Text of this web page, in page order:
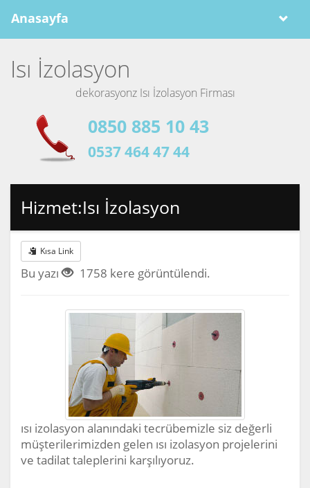
Anasayfa
Isı İzolasyon
dekorasyonz Isı İzolasyon Firması
0850 885 10 43
0537 464 47 44
Hizmet:Isı İzolasyon
Kısa Link
Bu yazı 1758 kere görüntülendi.
ısı izolasyon alanındaki tecrübemizle siz değerli
müşterilerimizden gelen ısı izolasyon projelerini
ve tadilat taleplerini karşılıyoruz.